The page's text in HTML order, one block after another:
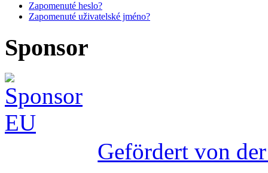
Zapomenuté heslo?
Zapomenuté uživatelské jméno?
Sponsor
Gefördert von